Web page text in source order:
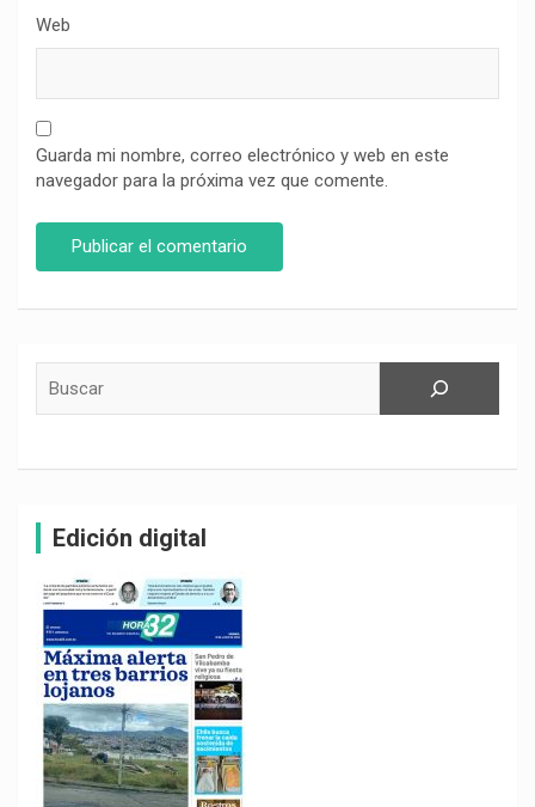
Web
Guarda mi nombre, correo electrónico y web en este
navegador para la próxima vez que comente.
Edición digital